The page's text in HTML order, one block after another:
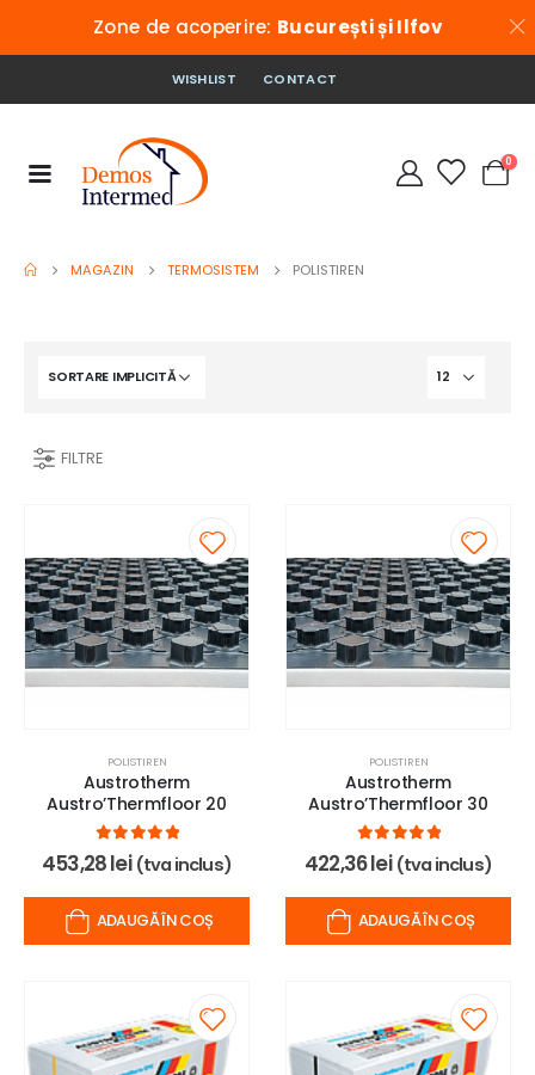
Zone de acoperire: București și Ilfov
WISHLIST CONTACT
0
MAGAZIN TERMOSISTEM POLISTIREN
FILTRE
POLISTIREN
Austrotherm
Austro’Thermfloor 20
0 out of 5
453,28lei (tva inclus)
ADAUGĂ ÎN COȘ
POLISTIREN
Austrotherm
Austro’Thermfloor 30
0 out of 5
422,36lei (tva inclus)
ADAUGĂ ÎN COȘ